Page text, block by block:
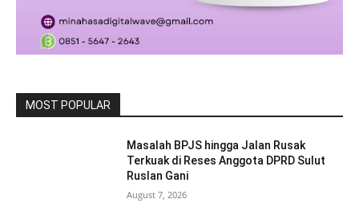
MOST POPULAR
Masalah BPJS hingga Jalan Rusak
Terkuak di Reses Anggota DPRD Sulut
Ruslan Gani
August 7, 2026